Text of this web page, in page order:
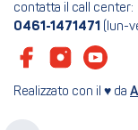
contatta il call center:
0461-1471471 (lun-
Realizzato con il ♥ da